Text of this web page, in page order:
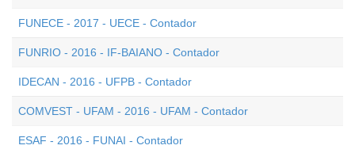
FUNECE - 2017 - UECE - Contador
FUNRIO - 2016 - IF-BAIANO - Contador
IDECAN - 2016 - UFPB - Contador
COMVEST - UFAM - 2016 - UFAM - Contador
ESAF - 2016 - FUNAI - Contador